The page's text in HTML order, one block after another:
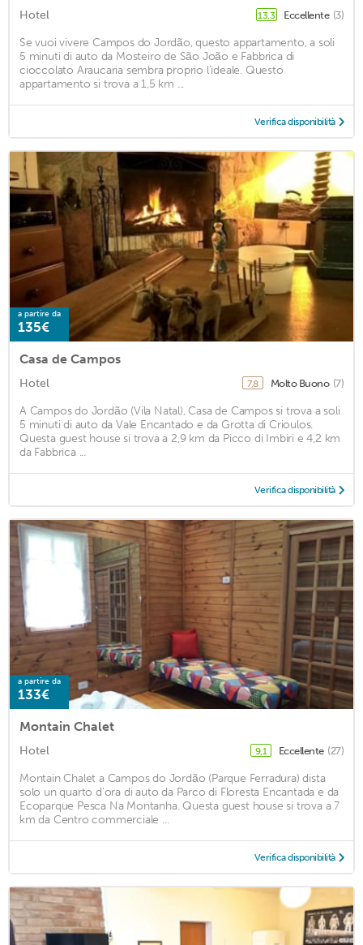
Hotel 13,3 Eccellente (3)
Se vuoi vivere Campos do Jordão, questo appartamento, a soli
5 minuti di auto da Mosteiro de São João e Fabbrica di
cioccolato Araucaria sembra proprio l'ideale. Questo
appartamento si trova a 1,5 km ...
Verifica disponibilità
a partire da
135€
Casa de Campos
Hotel 7,8 Molto Buono (7)
A Campos do Jordão (Vila Natal), Casa de Campos si trova a soli
5 minuti di auto da Vale Encantado e da Grotta di Crioulos.
Questa guest house si trova a 2,9 km da Picco di Imbiri e 4,2 km
da Fabbrica ...
Verifica disponibilità
a partire da
133€
Montain Chalet
Hotel 9,1 Eccellente (27)
Montain Chalet a Campos do Jordão (Parque Ferradura) dista
solo un quarto d'ora di auto da Parco di Floresta Encantada e da
Ecoparque Pesca Na Montanha. Questa guest house si trova a 7
km da Centro commerciale ...
Verifica disponibilità